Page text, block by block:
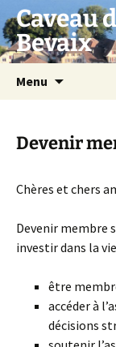
Aller
au
contenu
Caveau
Bevaix
Menu
Devenir
Chères et chers
Devenir membre
investir dans la
être
accéder à
décisions